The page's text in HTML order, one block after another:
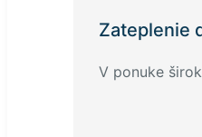
Zateplenie
V ponuke